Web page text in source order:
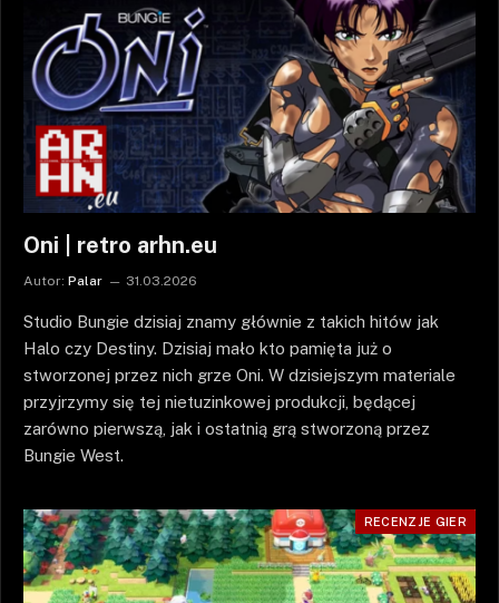
Oni | retro arhn.eu
Autor: Palar 31.03.2026
Studio Bungie dzisiaj znamy głównie z takich hitów jak
Halo czy Destiny. Dzisiaj mało kto pamięta już o
stworzonej przez nich grze Oni. W dzisiejszym materiale
przyjrzymy się tej nietuzinkowej produkcji, będącej
zarówno pierwszą, jak i ostatnią grą stworzoną przez
Bungie West.
RECENZJE GIER